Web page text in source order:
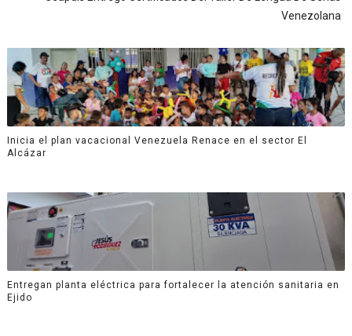
Venezolana
Inicia el plan vacacional Venezuela Renace en el sector El
Alcázar
Entregan planta eléctrica para fortalecer la atención sanitaria en
Ejido